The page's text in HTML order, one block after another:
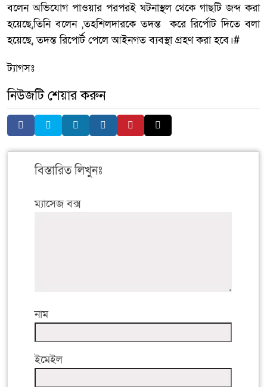
বলেন অভিযোগ পাওয়ার পরপরই ঘটনাস্থল থেকে গাছটি জব্দ করা
হয়েছে,তিনি বলেন ,তহশিলদারকে তদন্ত করে রির্পোট দিতে বলা
হয়েছে, তদন্ত রিপোর্ট পেলে আইনগত ব্যবস্থা গ্রহণ করা হবে।#
ট্যাগসঃ
নিউজটি শেয়ার করুন
বিস্তারিত লিখুনঃ
ম্যাসেজ বক্স
নাম
ইমেইল